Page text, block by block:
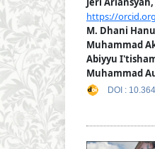
https://
M. Dhani
Muhammad
Abiyyu
Muhammad
DOI :